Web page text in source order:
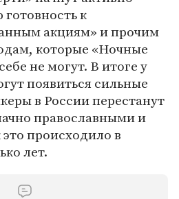
готовность к
акциям» и прочим
которые «Ночные
не могут. В итоге у
появиться сильные
в России перестанут
православными и
происходило в
лет.